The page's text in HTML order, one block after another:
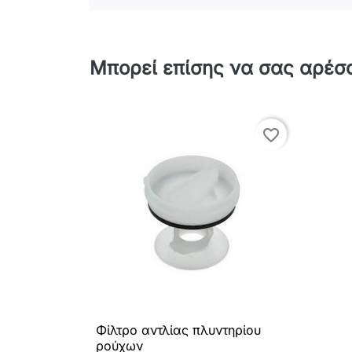
Μπορεί επίσης να σας
favorite_border
 Γρήγορη προβολή
Φίλτρο αντλίας πλυντηρίου
ρούχων